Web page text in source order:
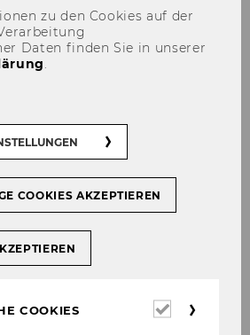
the DIBT Pro­gram:
at the Busi­ness Ta­xa­ti­on
for Ac­coun­ting and Au­di­
zu den Cookies auf der
Daten finden Sie in unserer
COOKIES AKZEPTIEREN
COOKIES